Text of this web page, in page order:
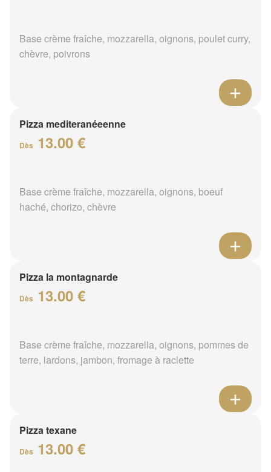
Base crème fraîche, mozzarella, oignons, poulet curry,
chèvre, poivrons
Pizza mediteranéeenne
Dès 13.00 €
Base crème fraîche, mozzarella, oignons, boeuf
haché, chorizo, chèvre
Pizza la montagnarde
Dès 13.00 €
Base crème fraîche, mozzarella, oignons, pommes de
terre, lardons, jambon, fromage à raclette
Pizza texane
Dès 13.00 €